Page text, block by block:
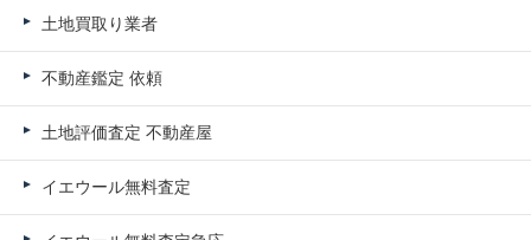
土地買取り業者
不動産鑑定 依頼
土地評価査定 不動産屋
イエウール無料査定